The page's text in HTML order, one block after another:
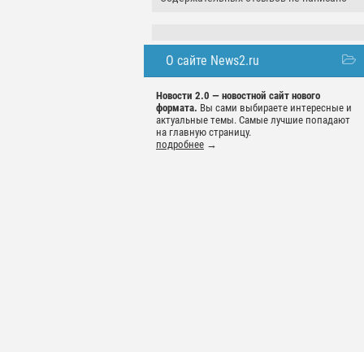
О сайте News2.ru
Новости 2.0 — новостной сайт нового
формата. Вы сами выбираете интересные и
актуальные темы. Самые лучшие попадают
на главную страницу.
подробнее →